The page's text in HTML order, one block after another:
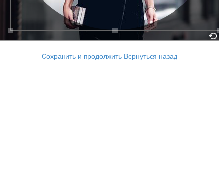
Сохранить и продолжить Вернуться назад